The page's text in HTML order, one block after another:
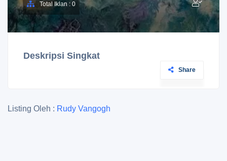
Total Iklan : 0
Deskripsi Singkat
Share
Listing Oleh : Rudy Vangogh